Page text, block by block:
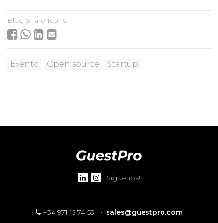
Blog Share Icons
Evento Open source Startup
¡Síguenos!
+34 971 15 74 53 · sales@guestpro.com